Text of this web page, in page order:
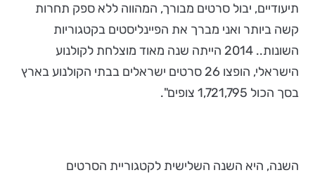
תיעודיים, יבול סרטים מבורך, המהווה ללא ספק תחרות
קשה ביותר ואני מברך את הפיינליסטים בקטגוריות
השונות.. 2014 הייתה שנה מאוד מוצלחת לקולנוע
הישראלי, הופצו 26 סרטים ישראלים בבתי הקולנוע בארץ
בסך הכול 1,721,795 צופים".
השנה, היא השנה השלישית לקטגוריית הסרטים